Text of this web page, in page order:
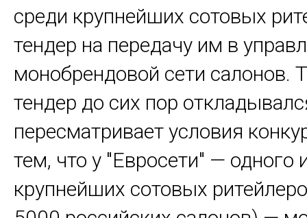
среди крупнейших сотовых
тендер на передачу им в
монобрендовой сети салонов.
тендер до сих пор
пересматривает условия
тем, что у "Евросети" — одного
крупнейших сотовых